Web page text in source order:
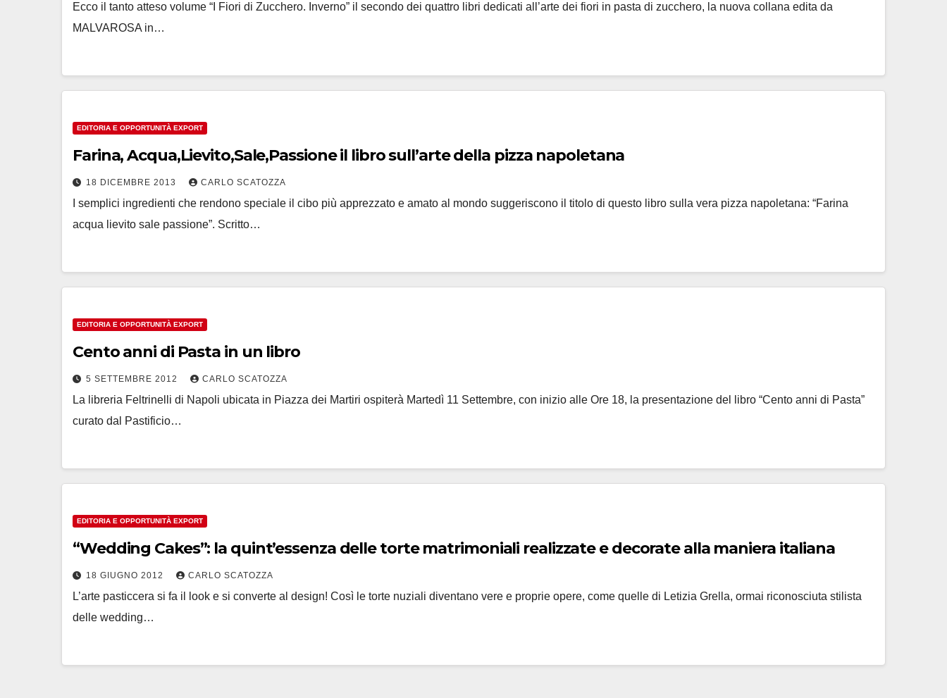
Ecco il tanto atteso volume “I Fiori di Zucchero. Inverno” il secondo dei quattro libri dedicati all’arte dei fiori in pasta di zucchero, la nuova collana edita da
MALVAROSA in…
EDITORIA E OPPORTUNITÀ EXPORT
Farina, Acqua,Lievito,Sale,Passione il libro sull’arte della pizza napoletana
18 DICEMBRE 2013 CARLO SCATOZZA
I semplici ingredienti che rendono speciale il cibo più apprezzato e amato al mondo suggeriscono il titolo di questo libro sulla vera pizza napoletana: “Farina
acqua lievito sale passione”. Scritto…
EDITORIA E OPPORTUNITÀ EXPORT
Cento anni di Pasta in un libro
5 SETTEMBRE 2012 CARLO SCATOZZA
La libreria Feltrinelli di Napoli ubicata in Piazza dei Martiri ospiterà Martedì 11 Settembre, con inizio alle Ore 18, la presentazione del libro “Cento anni di Pasta”
curato dal Pastificio…
EDITORIA E OPPORTUNITÀ EXPORT
“Wedding Cakes”: la quint’essenza delle torte matrimoniali realizzate e decorate alla maniera italiana
18 GIUGNO 2012 CARLO SCATOZZA
L’arte pasticcera si fa il look e si converte al design! Così le torte nuziali diventano vere e proprie opere, come quelle di Letizia Grella, ormai riconosciuta stilista
delle wedding…